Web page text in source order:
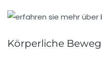
Körperliche